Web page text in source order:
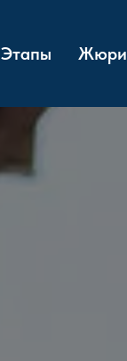
Этапы Жюри